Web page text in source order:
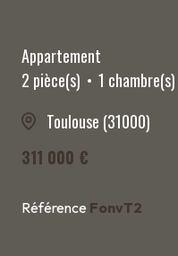
Appartement
2 pièce(s)
1 chambre(s)
Toulouse (31000)
311 000 €
Référence FonvT2